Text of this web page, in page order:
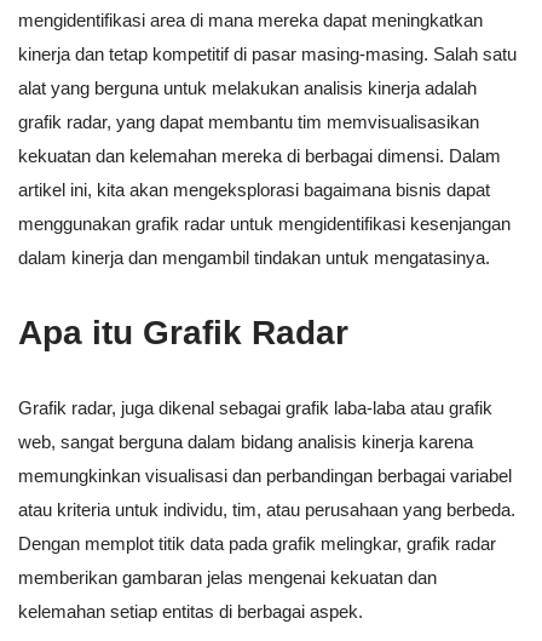
mengidentifikasi area di mana mereka dapat meningkatkan
kinerja dan tetap kompetitif di pasar masing-masing. Salah satu
alat yang berguna untuk melakukan analisis kinerja adalah
grafik radar, yang dapat membantu tim memvisualisasikan
kekuatan dan kelemahan mereka di berbagai dimensi. Dalam
artikel ini, kita akan mengeksplorasi bagaimana bisnis dapat
menggunakan grafik radar untuk mengidentifikasi kesenjangan
dalam kinerja dan mengambil tindakan untuk mengatasinya.
Apa itu Grafik Radar
Grafik radar, juga dikenal sebagai grafik laba-laba atau grafik
web, sangat berguna dalam bidang analisis kinerja karena
memungkinkan visualisasi dan perbandingan berbagai variabel
atau kriteria untuk individu, tim, atau perusahaan yang berbeda.
Dengan memplot titik data pada grafik melingkar, grafik radar
memberikan gambaran jelas mengenai kekuatan dan
kelemahan setiap entitas di berbagai aspek.